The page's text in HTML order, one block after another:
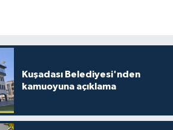
Kuşadası Belediyesi'nden
kamuoyuna açıklama